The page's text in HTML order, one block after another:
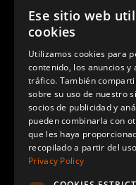
Ese sitio web
cookies
Utilizamos cookies para
contenido, los anuncios y
tráfico. También
sobre su uso de nuestro
socios de publicidad y
pueden combinarla con
que les haya
recopilado a partir del
Privacy Policy